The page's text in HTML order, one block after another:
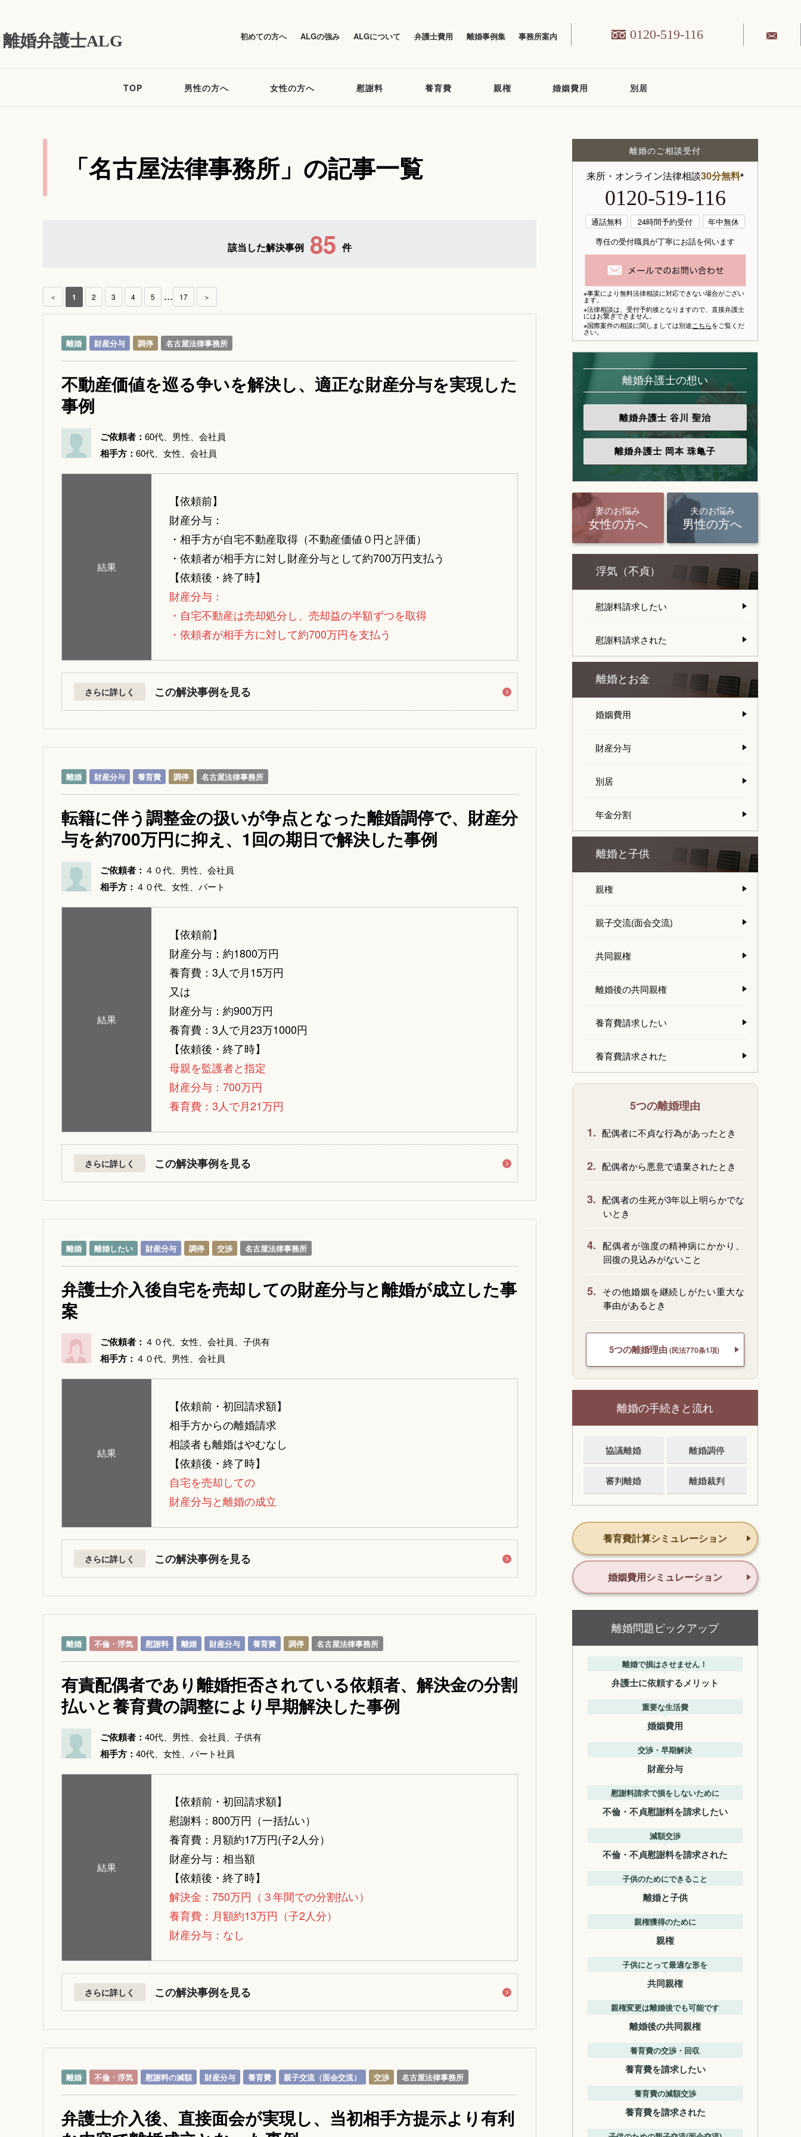
離婚弁護士ALG 初めての方へ ALGの強み ALGについて 弁護士費用 離婚事例集 事務所案内 0120-519-116
TOP 男性の方へ 女性の方へ 慰謝料 養育費 親権 婚姻費用 別居
「名古屋法律事務所」の記事一覧
該当した解決事例 85 件
＜ 1 2 3 4 5 ... 17 ＞
離婚 財産分与 調停 名古屋法律事務所
不動産価値を巡る争いを解決し、適正な財産分与を実現した
事例
ご依頼者： 60代、男性、会社員
相手方： 60代、女性、会社員
結果
【依頼前】
財産分与：
・相手方が自宅不動産取得（不動産価値０円と評価）
・依頼者が相手方に対し財産分与として約700万円支払う
【依頼後・終了時】
財産分与：
・自宅不動産は売却処分し、売却益の半額ずつを取得
・依頼者が相手方に対して約700万円を支払う
さらに詳しく この解決事例を見る
離婚 財産分与 養育費 調停 名古屋法律事務所
転籍に伴う調整金の扱いが争点となった離婚調停で、財産分
与を約700万円に抑え、1回の期日で解決した事例
ご依頼者： ４０代、男性、会社員
相手方： ４０代、女性、パート
結果
【依頼前】
財産分与：約1800万円
養育費：3人で月15万円
又は
財産分与：約900万円
養育費：3人で月23万1000円
【依頼後・終了時】
母親を監護者と指定
財産分与：700万円
養育費：3人で月21万円
さらに詳しく この解決事例を見る
離婚 離婚したい 財産分与 調停 交渉 名古屋法律事務所
弁護士介入後自宅を売却しての財産分与と離婚が成立した事
案
ご依頼者： ４０代、女性、会社員、子供有
相手方： ４０代、男性、会社員
結果
【依頼前・初回請求額】
相手方からの離婚請求
相談者も離婚はやむなし
【依頼後・終了時】
自宅を売却しての
財産分与と離婚の成立
さらに詳しく この解決事例を見る
離婚 不倫・浮気 慰謝料 離婚 財産分与 養育費 調停 名古屋法律事務所
有責配偶者であり離婚拒否されている依頼者、解決金の分割
払いと養育費の調整により早期解決した事例
ご依頼者： 40代、男性、会社員、子供有
相手方： 40代、女性、パート社員
結果
【依頼前・初回請求額】
慰謝料：800万円（一括払い）
養育費：月額約17万円(子2人分）
財産分与：相当額
【依頼後・終了時】
解決金：750万円（３年間での分割払い）
養育費：月額約13万円（子2人分）
財産分与：なし
さらに詳しく この解決事例を見る
離婚 不倫・浮気 慰謝料の減額 財産分与 養育費 親子交流（面会交流） 交渉 名古屋法律事務所
弁護士介入後、直接面会が実現し、当初相手方提示より有利
離婚のご相談受付
来所・オンライン法律相談30分無料※
0120-519-116
通話無料 24時間予約受付
年中無休
専任の受付職員が丁寧にお話を伺います
※事案により無料法律相談に対応できない場合がござい
ます。
※法律相談は、 受付予約後となりますので、 直接弁護士
にはお繋ぎできません。
※国際案件の相談に関しましては別途こちらをご覧くだ
さい。
離婚弁護士の想い
離婚弁護士 谷川 聖治
離婚弁護士 岡本 珠亀子
妻のお悩み
女性の方へ
夫のお悩み
男性の方へ
浮気（不貞）
慰謝料請求したい
慰謝料請求された
離婚とお金
婚姻費用
財産分与
別居
年金分割
離婚と子供
親権
親子交流(面会交流)
共同親権
離婚後の共同親権
養育費請求したい
養育費請求された
5つの離婚理由
1. 配偶者に不貞な行為があったとき
2. 配偶者から悪意で遺棄されたとき
3. 配偶者の生死が3年以上明らかでな
いとき
4. 配偶者が強度の精神病にかかり、
回復の見込みがないこと
5.
その他婚姻を継続しがたい重大な
事由があるとき
5つの離婚理由 (民法770条1項)
離婚の手続きと流れ
協議離婚 離婚調停
審判離婚 離婚裁判
養育費計算シミュレーション
婚姻費用シミュレーション
離婚問題ピックアップ
離婚で損はさせません！
弁護士に依頼するメリット
重要な生活費
婚姻費用
交渉・早期解決
財産分与
慰謝料請求で損をしないために
不倫・不貞慰謝料を請求したい
減額交渉
不倫・不貞慰謝料を請求された
子供のためにできること
離婚と子供
親権獲得のために
親権
子供にとって最適な形を
共同親権
親権変更は離婚後でも可能です
離婚後の共同親権
養育費の交渉・回収
養育費を請求したい
養育費の減額交渉
養育費を請求された